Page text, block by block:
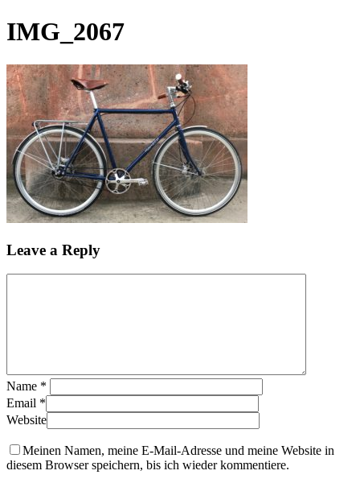
IMG_2067
Leave a Reply
Name *
Email *
Website
Meinen Namen, meine E-Mail-Adresse und meine Website in
diesem Browser speichern, bis ich wieder kommentiere.